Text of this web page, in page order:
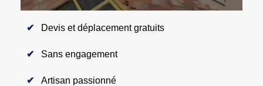
Devis et déplacement gratuits
Sans engagement
Artisan passionné